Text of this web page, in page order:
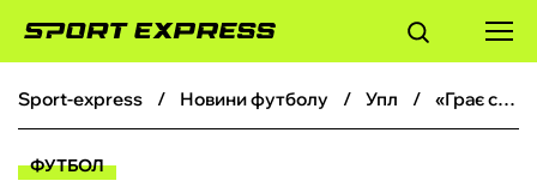
ФУТБОЛ
sport-express новини футболу упл «Грає суто на результат»: Металіст 1925 розкритикували за неспіввідносну до бюджету якість футболу
ФУТБОЛ